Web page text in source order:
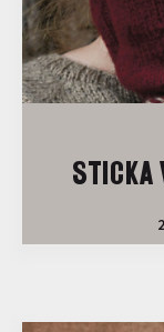
STICKA